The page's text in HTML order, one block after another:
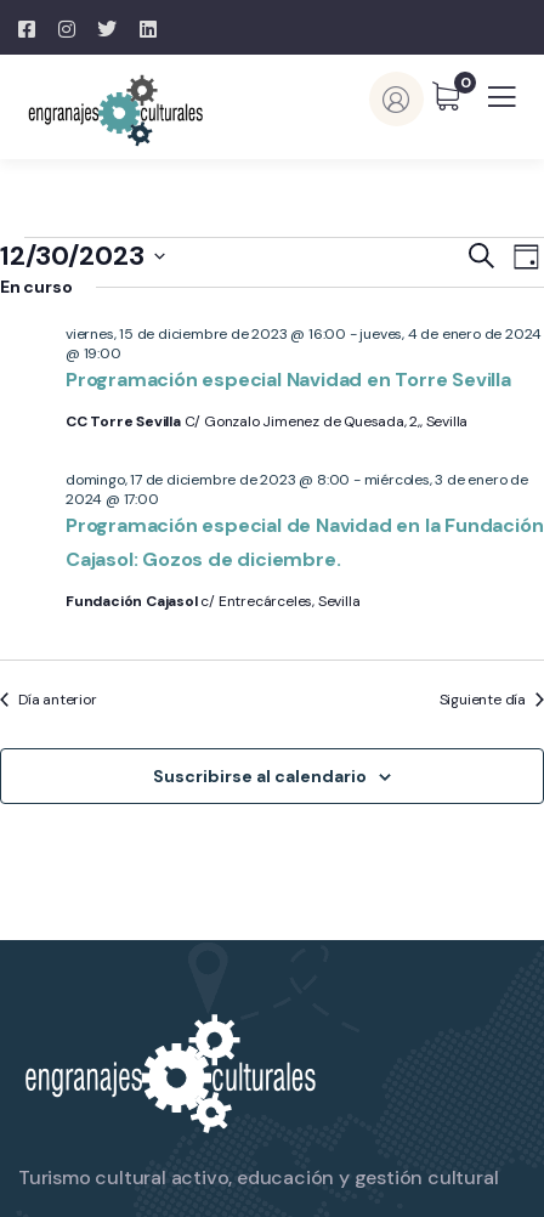
0
de
vistas
de
BuscarDía
12/30/2023
Selecciona
En curso
Programación especial Navidad en Torre Sevilla
viernes, 15 de diciembre de 2023 @ 16:00 -jueves, 4 de enero de 2024
@ 19:00
CC Torre Sevilla C/ Gonzalo Jimenez de Quesada, 2,, Sevilla
Programación especial de Navidad en la Fundación
Cajasol: Gozos de diciembre.
domingo, 17 de diciembre de 2023 @ 8:00 -miércoles, 3 de enero de
2024 @ 17:00
Fundación Cajasolc/ Entrecárceles, Sevilla
Día anterior Siguiente día
Suscribirse al calendario
Turismo cultural activo, educación y gestión cultural